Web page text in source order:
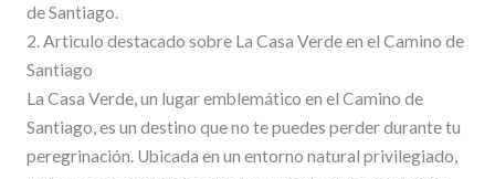
de Santiago.
2. Articulo destacado sobre La Casa Verde en el Camino de
Santiago
La Casa Verde, un lugar emblemático en el Camino de
Santiago, es un destino que no te puedes perder durante tu
peregrinación. Ubicada en un entorno natural privilegiado,